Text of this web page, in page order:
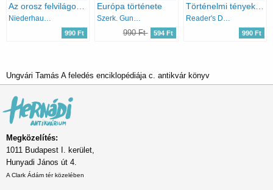
990 Ft
Európa története
990 Ft 594 Ft
Történelmi tények-új megvilágításban
990 Ft
Ungvári Tamás A feledés enciklopédiája c. antikvár könyv
Megközelítés:
1011 Budapest I. kerület,
Hunyadi János út 4.
A Clark Ádám tér közelében